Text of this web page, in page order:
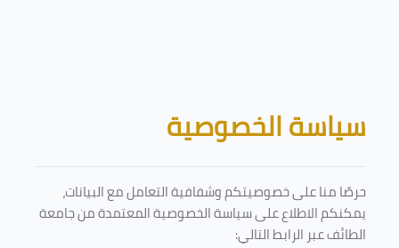
الكتل
سياسة الخصوصية
حرصًا منا على خصوصيتكم وشفافية التعامل مع البيانات،
يمكنكم الاطلاع على سياسة الخصوصية المعتمدة من جامعة
الطائف عبر الرابط التالي: